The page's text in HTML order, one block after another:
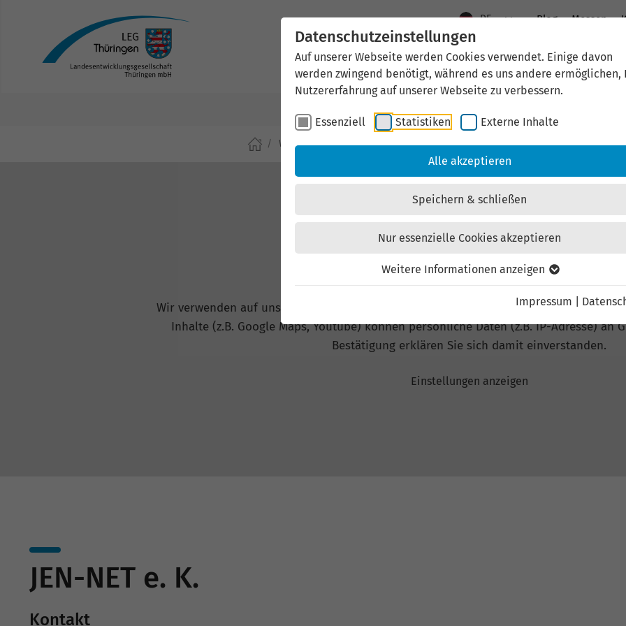
Datenschutzeinstellungen
Auf unserer Webseite werden Cookies verwendet. Einige davon
werden zwingend benötigt, während es uns andere ermöglichen,
Nutzererfahrung auf unserer Webseite zu verbessern.
Essenziell Statistiken Externe Inhalte
Alle akzeptieren
Speichern & schließen
Nur essenzielle Cookies akzeptieren
Weitere Informationen anzeigen
Impressum
DE Blog Messen
Aktuelles Standort Thüringen
Wirtschaftsförderung Investieren & Ansiedeln Unternehmen &
Externen Inhalt laden
Wir verwenden auf unserer Website externe Inhalte, um Ihnen zusätzliche
Inhalte (z.B. Google Maps, Youtube) können persönliche Daten (z.B. IP-Adresse) an
Bestätigung erklären Sie sich damit einverstanden.
Einstellungen anzeigen
JEN-NET e. K.
Kontakt